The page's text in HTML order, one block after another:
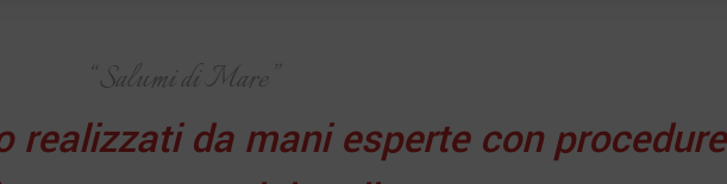
“Salumi di Mare”
realizzati da mani esperte con procedure